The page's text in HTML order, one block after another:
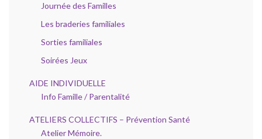
Journée des Familles
Les braderies familiales
Sorties familiales
Soirées Jeux
AIDE INDIVIDUELLE
Info Famille / Parentalité
ATELIERS COLLECTIFS – Prévention Santé
Atelier Mémoire.